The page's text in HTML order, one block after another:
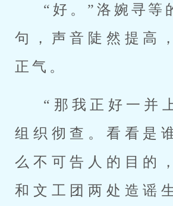
“好。”洛婉寻等
句，声音陡然提高
正气。
“那我正好一并
组织彻查。看看是
么不可告人的目的
和文工团两处造谣